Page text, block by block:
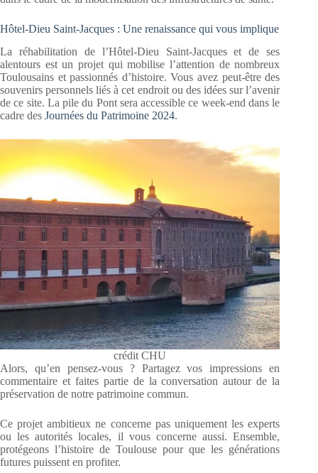
Hôtel-Dieu Saint-Jacques : Une renaissance qui vous implique
La réhabilitation de l’Hôtel-Dieu Saint-Jacques et de ses
alentours est un projet qui mobilise l’attention de nombreux
Toulousains et passionnés d’histoire. Vous avez peut-être des
souvenirs personnels liés à cet endroit ou des idées sur l’avenir
de ce site. La pile du Pont sera accessible ce week-end dans le
cadre des Journées du Patrimoine 2024.
crédit CHU
Alors, qu’en pensez-vous ? Partagez vos impressions en
commentaire et faites partie de la conversation autour de la
préservation de notre patrimoine commun.
Ce projet ambitieux ne concerne pas uniquement les experts
ou les autorités locales, il vous concerne aussi. Ensemble,
protégeons l’histoire de Toulouse pour que les générations
futures puissent en profiter.